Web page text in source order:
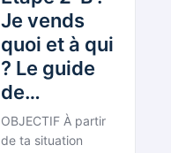
Je vends
quoi et à qui
? Le guide
de
l’entrepreneur
bouddhiste
OBJECTIF À partir
de ta situation